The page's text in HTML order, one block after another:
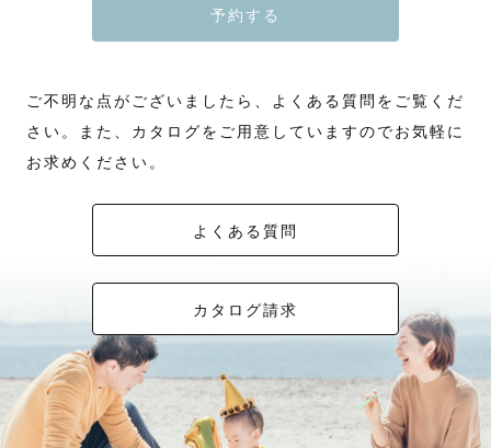
予約する
ご不明な点がございましたら、よくある質問をご覧くだ
さい。また、カタログをご用意していますのでお気軽に
お求めください。
よくある質問
カタログ請求